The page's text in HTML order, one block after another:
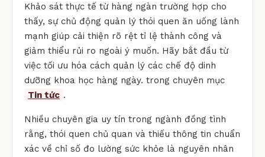
Khảo sát thực tế từ hàng ngàn trường hợp cho
thấy, sự chủ động quản lý thói quen ăn uống lành
mạnh giúp cải thiện rõ rệt tỉ lệ thành công và
giảm thiểu rủi ro ngoài ý muốn. Hãy bắt đầu từ
việc tối ưu hóa cách quản lý các chế độ dinh
dưỡng khoa học hàng ngày. trong chuyên mục
Tin tức .
Nhiều chuyên gia uy tín trong ngành đồng tình
rằng, thói quen chủ quan và thiếu thông tin chuẩn
xác về chỉ số đo lường sức khỏe là nguyên nhân